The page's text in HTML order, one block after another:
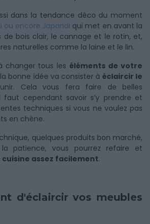
dans la tendance déco du moment
ou encore Japandi qui met en avant la
de bois clair, le cannage et le rotin, et,
naturelles comme la laine et le lin.
changer tous les éléments de votre
bonne idée va consister à éclaircir le
Cela vous fera faire de belles
faut cependant savoir s’y prendre et
techniques si vous ne voulez pas
en chêne.
quelques produits bon marché,
patience, vous pourrez refaire et
assez facilement.
d'éclaircir vos meubles